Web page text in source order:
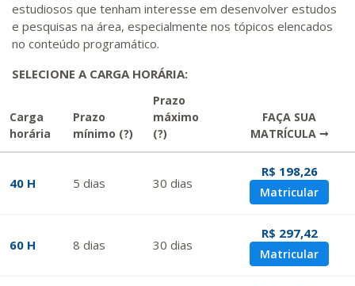
estudiosos que tenham interesse em desenvolver estudos
e pesquisas na área, especialmente nos tópicos elencados
no conteúdo programático.
SELECIONE A CARGA HORÁRIA:
Carga
horária
Prazo
mínimo (?)
Prazo
máximo
(?)
FAÇA SUA
MATRÍCULA →
40 H 5 dias 30 dias
R$ 198,26
Matricular
60 H 8 dias 30 dias
R$ 297,42
Matricular